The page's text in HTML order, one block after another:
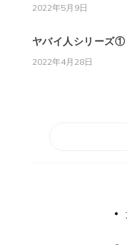
2022年5月9日
ヤバイ人シリーズ
2022年4月28日